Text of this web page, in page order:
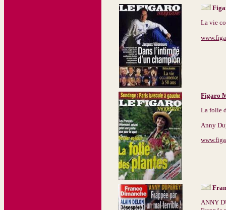
La vie
Figaro
La folie
Anny
ANNY